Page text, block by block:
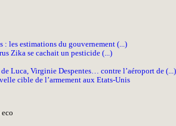
: les estimations du gouvernement (...)
Zika se cachait un pesticide (...)
Luca, Virginie Despentes… contre l’aéroport de (...)
cible de l’armement aux Etats-Unis